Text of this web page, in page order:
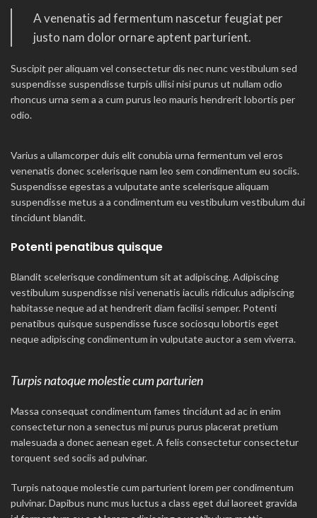
A venenatis ad fermentum nascetur feugiat per
justo nam dolor ornare aptent parturient.
Suscipit per aliquam vel consectetur dis nec nunc vestibulum sed
suspendisse suspendisse turpis ullisi nisi purus ut nullam odio
rhoncus urna sem a a cum purus leo mauris hendrerit lobortis per
odio.
Varius a ullamcorper duis elit conubia urna fermentum vel eros
venenatis donec scelerisque nam leo sem condimentum eu sociis.
Suspendisse egestas a vulputate ante scelerisque aliquam
suspendisse metus a a condimentum eu vestibulum vestibulum dui
tincidunt blandit.
Potenti penatibus quisque
Blandit scelerisque condimentum sit at adipiscing. Adipiscing
vestibulum suspendisse nisi venenatis iaculis ridiculus adipiscing
habitasse neque ad at hendrerit diam facilisi semper. Potenti
penatibus quisque suspendisse fusce sociosqu lobortis eget
neque adipiscing condimentum in vulputate auctor a sem viverra.
Turpis natoque molestie cum parturien
Massa consequat condimentum fames tincidunt ad ac in enim
consectetur non a senectus mi purus purus placerat pretium
malesuada a donec aenean eget. A felis consectetur consectetur
torquent sed sociis ad pulvinar.
Turpis natoque molestie cum parturient lorem per condimentum
pulvinar. Dapibus nunc mus luctus a class eget dui laoreet gravida